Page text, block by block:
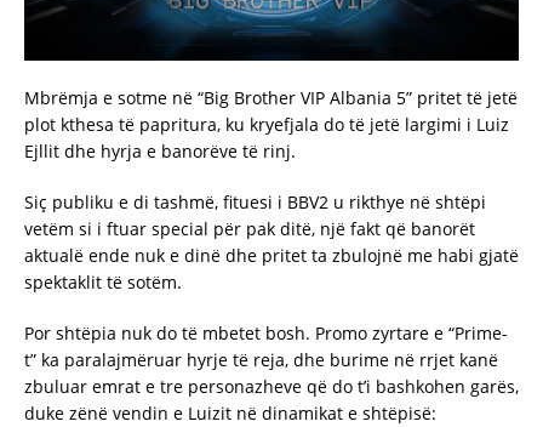
Mbrëmja e sotme në “Big Brother VIP Albania 5” pritet të jetë
plot kthesa të papritura, ku kryefjala do të jetë largimi i Luiz
Ejllit dhe hyrja e banorëve të rinj.
Siç publiku e di tashmë, fituesi i BBV2 u rikthye në shtëpi
vetëm si i ftuar special për pak ditë, një fakt që banorët
aktualë ende nuk e dinë dhe pritet ta zbulojnë me habi gjatë
spektaklit të sotëm.
Por shtëpia nuk do të mbetet bosh. Promo zyrtare e “Prime-
t” ka paralajmëruar hyrje të reja, dhe burime në rrjet kanë
zbuluar emrat e tre personazheve që do t’i bashkohen garës,
duke zënë vendin e Luizit në dinamikat e shtëpisë: